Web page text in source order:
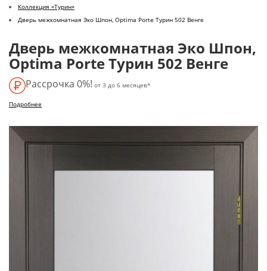
Коллекция «Турин»
Дверь межкомнатная Эко Шпон, Optima Porte Турин 502 Венге
Дверь межкомнатная Эко Шпон,
Optima Porte Турин 502 Венге
Рассрочка 0%! от 3 до 6 месяцев*
Подробнее